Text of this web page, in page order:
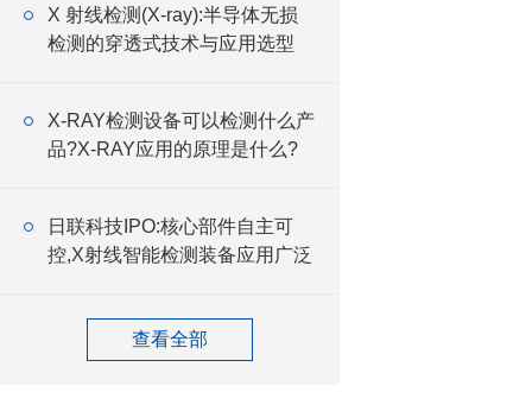
X 射线检测(X-ray):半导体无损
检测的穿透式技术与应用选型
X-RAY检测设备可以检测什么产
品?X-RAY应用的原理是什么?
日联科技IPO:核心部件自主可
控,X射线智能检测装备应用广泛
查看全部